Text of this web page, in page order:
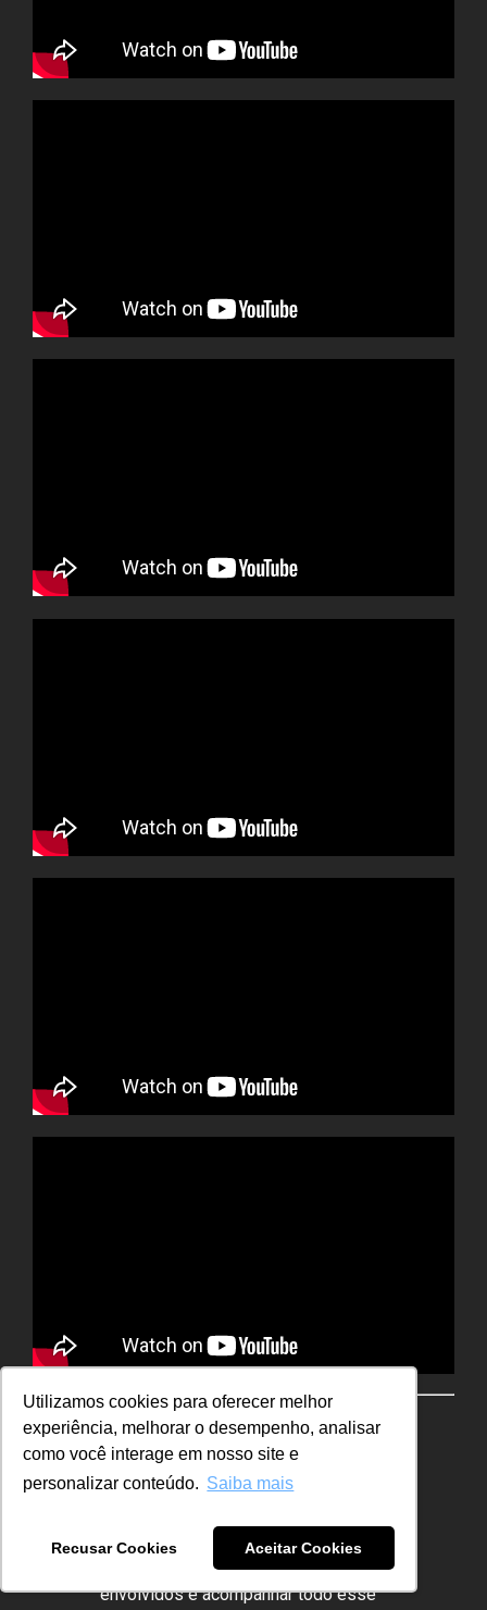
Utilizamos cookies para oferecer melhor
experiência, melhorar o desempenho, analisar
como você interage em nosso site e
personalizar conteúdo. Saiba mais
Recusar Cookies Aceitar Cookies
"Maria Angelica Castellani muito
obrigada por tanta bagagem, o
conteúdo foi muito além de entender
Objetivos e KRs, com você,
aprendemos a desdobrar a estratégia
com tenacidade, além de capacitar os
envolvidos e acompanhar todo esse